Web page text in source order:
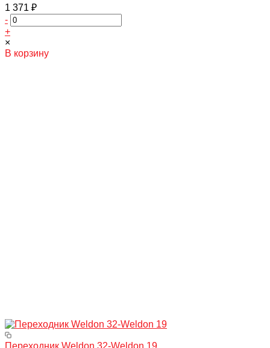
1 371 ₽
-
+
×
В корзину
Переходник Weldon 32-Weldon 19